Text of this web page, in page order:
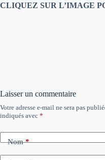
CLIQUEZ SUR L’IMAGE
Laisser un commentaire
Votre adresse e-mail ne sera pas
indiqués avec *
Nom*